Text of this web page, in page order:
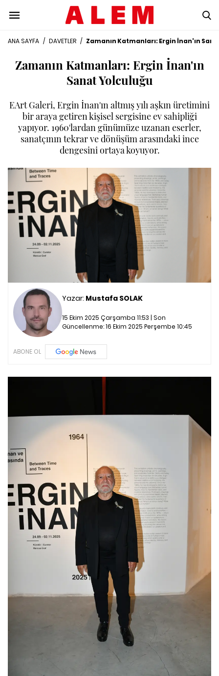
ANA SAYFA / DAVETLER / Zamanın Katmanları: Ergin İnan'ın
Zamanın Katmanları: Ergin İnan'ın
Sanat Yolculuğu
EArt Galeri, Ergin İnan'ın altmış yılı aşkın üretimini
bir araya getiren kişisel sergisine ev sahipliği
yapıyor. 1960'lardan günümüze uzanan eserler,
sanatçının tekrar ve dönüşüm arasındaki ince
dengesini ortaya koyuyor.
Yazar: Mustafa SOLAK
15 Ekim 2025 Çarşamba 11:53 | Son
Güncellenme:16 Ekim 2025 Perşembe 10:45
ABONE OL